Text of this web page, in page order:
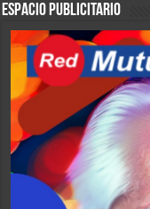
ESPACIO PUBLICITARIO